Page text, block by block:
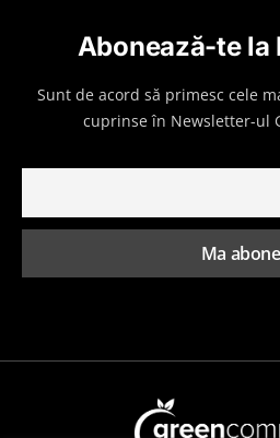
Abonează-te la
Sunt de acord să primesc cele
cuprinse în Newsletter-ul